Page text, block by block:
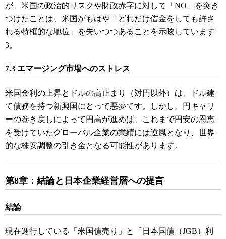
が、米国の政治的リスクや財政赤字に対して「NO」を突き
つけたことは、米国がもはや「どれだけ借金をしても許さ
れる特権的な地位」を失いつつあることを示唆しています
3。
7.3 エマージング市場へのストレス
米国金利の上昇とドルの高止まり（対円以外）は、ドル建
て債務を持つ新興国にとって悪夢です。しかし、円キャリ
ーの巻き戻しによって円高が進めば、これまで円安の恩恵
を受けていたグローバル企業の業績には逆風となり、世界
的な株安調整の引き金となる可能性があります。
第8章：結論と日本企業経営層への提言
結論
現在進行している「米国債売り」と「日本国債（JGB）利